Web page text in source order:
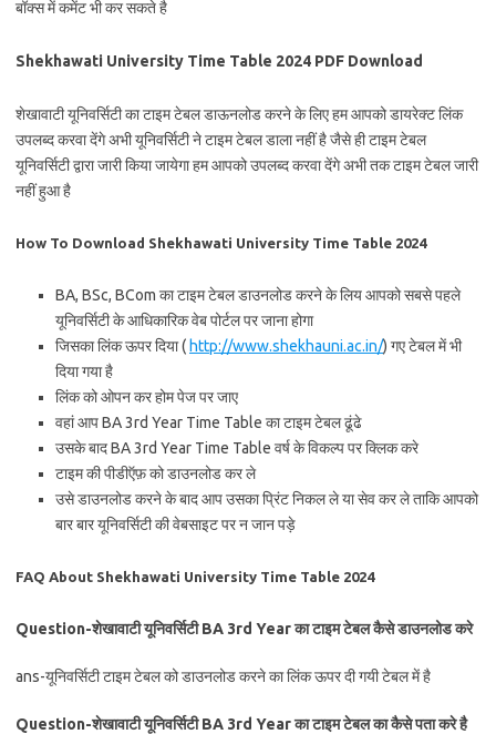
बॉक्स में कमेंट भी कर सकते है
Shekhawati University Time Table 2024 PDF Download
शेखावाटी यूनिवर्सिटी का टाइम टेबल डाऊनलोड करने के लिए हम आपको डायरेक्ट लिंक
उपलब्द करवा देंगे अभी यूनिवर्सिटी ने टाइम टेबल डाला नहीं है जैसे ही टाइम टेबल
यूनिवर्सिटी द्वारा जारी किया जायेगा हम आपको उपलब्द करवा देंगे अभी तक टाइम टेबल जारी
नहीं हुआ है
How To Download Shekhawati University Time Table 2024
BA, BSc, BCom का टाइम टेबल डाउनलोड करने के लिय आपको सबसे पहले
यूनिवर्सिटी के आधिकारिक वेब पोर्टल पर जाना होगा
जिसका लिंक ऊपर दिया ( http://www.shekhauni.ac.in/) गए टेबल में भी
दिया गया है
लिंक को ओपन कर होम पेज पर जाए
वहां आप BA 3rd Year Time Table का टाइम टेबल ढूंढे
उसके बाद BA 3rd Year Time Table वर्ष के विकल्प पर क्लिक करे
टाइम की पीडीऍफ़ को डाउनलोड कर ले
उसे डाउनलोड करने के बाद आप उसका प्रिंट निकल ले या सेव कर ले ताकि आपको
बार बार यूनिवर्सिटी की वेबसाइट पर न जान पड़े
FAQ About Shekhawati University Time Table 2024
Question-शेखावाटी यूनिवर्सिटी BA 3rd Year का टाइम टेबल कैसे डाउनलोड करे
ans-यूनिवर्सिटी टाइम टेबल को डाउनलोड करने का लिंक ऊपर दी गयी टेबल में है
Question-शेखावाटी यूनिवर्सिटी BA 3rd Year का टाइम टेबल का कैसे पता करे है